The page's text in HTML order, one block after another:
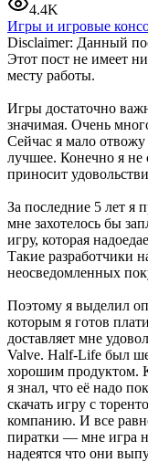
4.4K
Игры и игровые
Disclaimer: Данный
Этот пост не имеет
месту работы.
Игры достаточно
значимая. Очень
Сейчас я мало
лучшее. Конечно я не
приносит
За последние 5 лет я
мне захотелось бы
игру, которая
Такие разработчики
неосведомленных
Поэтому я выделил
которым я готов
доставляет мне
Valve. Half-Life был
хорошим продуктом.
я знал, что её надо
скачать игру с
компанию. И все
пиратки — мне игра
надеятся что они